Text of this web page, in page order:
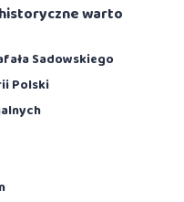
warto
Sadowskiego
Polski